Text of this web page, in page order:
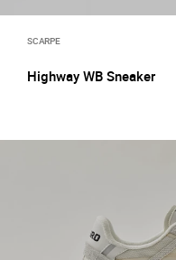
SCARPE
Highway WB Sneaker